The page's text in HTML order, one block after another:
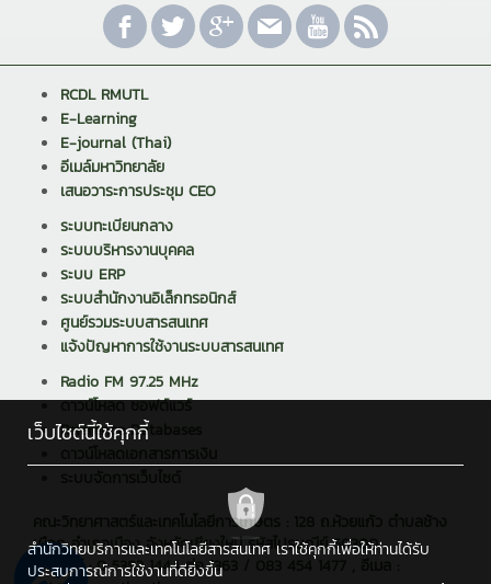
RCDL RMUTL
E-Learning
E-journal (Thai)
อีเมล์มหาวิทยาลัย
เสนอวาระการประชุม CEO
ระบบทะเบียนกลาง
ระบบบริหารงานบุคคล
ระบบ ERP
ระบบสำนักงานอิเล็กทรอนิกส์
ศูนย์รวมระบบสารสนเทศ
แจ้งปัญหาการใช้งานระบบสารสนเทศ
Radio FM 97.25 MHz
ดาวน์โหลด ซอฟต์แวร์
Reference Databases
คณะวิทยาศาสตร์และเทคโนโลยีการเกษตร : 128 ถ.ห้วยแก้ว ตำบลช้าง
เผือก อำเภอเมือง จังหวัดเชียงใหม่ รหัสไปรษณีย์ 50300
โทรศัพท์ : 0 5392 1444 ต่อ 1363 / 083 454 1477 , อีเมล :
เว็บไซต์นี้ใช้คุกกี้
สำนักวิทยบริการและเทคโนโลยีสารสนเทศ เราใช้คุกกี้เพื่อให้ท่านได้รับ
ประสบการณ์การใช้งานที่ดียิ่งขึ้น